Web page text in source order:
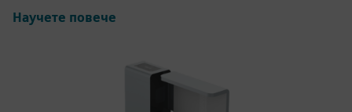
Научете повече